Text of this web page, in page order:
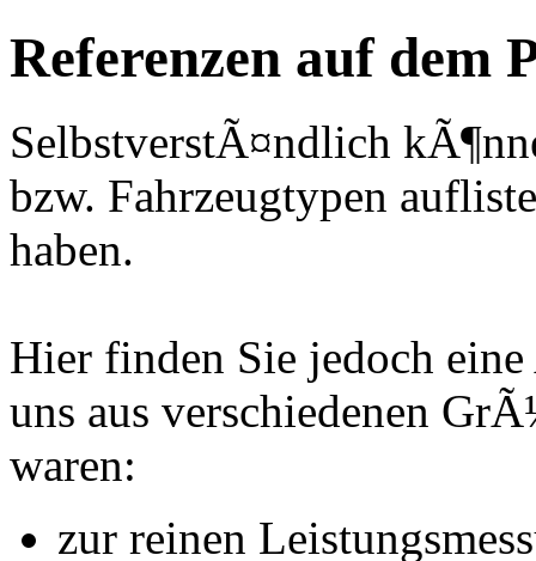
Referenzen auf dem
SelbstverstÃ¤ndlich
bzw. Fahrzeugtypen
haben.
Hier finden Sie jedoch
uns aus verschiedenen
waren:
zur reinen